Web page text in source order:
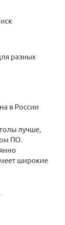
разных
в России
лучше,
ПО.
широкие